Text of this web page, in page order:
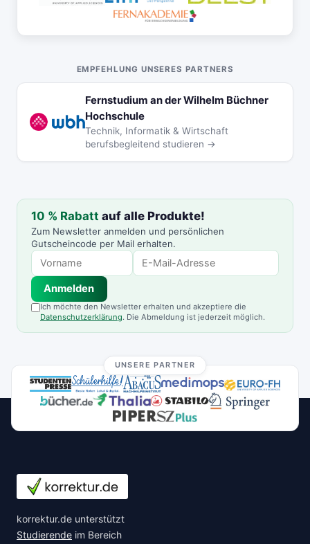
EMPFEHLUNG UNSERES PARTNERS
Fernstudium an der Wilhelm Büchner
Hochschule
Technik, Informatik & Wirtschaft
berufsbegleitend studieren →
10 % Rabatt auf alle Produkte!
Zum Newsletter anmelden und persönlichen
Gutscheincode per Mail erhalten.
Anmelden
Ich möchte den Newsletter erhalten und akzeptiere die
Datenschutzerklärung. Die Abmeldung ist jederzeit möglich.
UNSERE PARTNER
korrektur.de unterstützt
Studierende im Bereich